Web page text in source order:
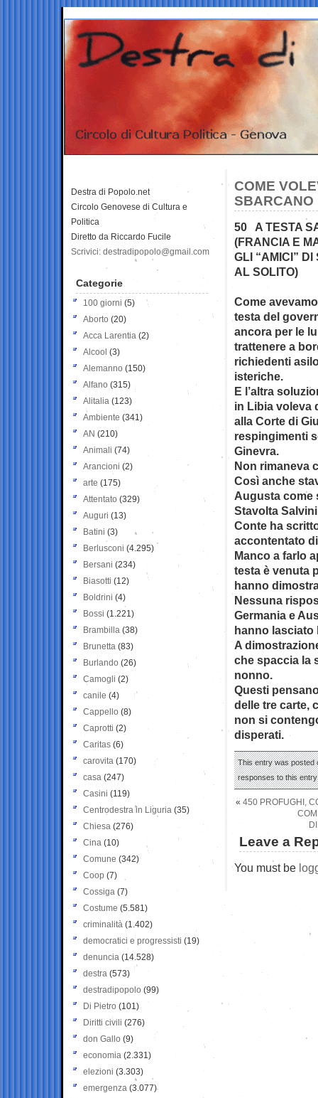
COME
SBARCANO
50 A TESTA
(FRANCIA E
GLI “AMICI” DI
AL SOLITO)
Come
testa del
ancora per le
trattenere a
richiedenti
isteriche.
E l’altra
in Libia voleva
alla Corte di
respingimenti
Ginevra.
Non rimaneva
Così anche
Augusta come
Stavolta
Conte ha
accontentato
Manco a farlo
testa è venuta
hanno
Nessuna
Germania e
hanno lasciato
A
che spaccia la
nonno.
Questi
delle tre carte,
non si
disperati.
This entry was posted
responses to this
« 450 PROFUGHI,
Leave a
You must be
Destra di Popolo.net
Circolo Genovese di Cultura e
Politica
Diretto da Riccardo Fucile
Scrivici: destradipopolo@gmail.com
Categorie
100 giorni (5)
Aborto (20)
Acca Larentia (2)
Alcool (3)
Alemanno (150)
Alfano (315)
Alitalia (123)
Ambiente (341)
AN (210)
Animali (74)
Arancioni (2)
arte (175)
Attentato (329)
Auguri (13)
Batini (3)
Berlusconi (4.295)
Bersani (234)
Biasotti (12)
Boldrini (4)
Bossi (1.221)
Brambilla (38)
Brunetta (83)
Burlando (26)
Camogli (2)
canile (4)
Cappello (8)
Caprotti (2)
Caritas (6)
carovita (170)
casa (247)
Casini (119)
Centrodestra in Liguria (35)
Chiesa (276)
Cina (10)
Comune (342)
Coop (7)
Cossiga (7)
Costume (5.581)
criminalità (1.402)
democratici e progressisti (19)
denuncia (14.528)
destra (573)
destradipopolo (99)
Di Pietro (101)
Diritti civili (276)
don Gallo (9)
economia (2.331)
elezioni (3.303)
emergenza (3.077)